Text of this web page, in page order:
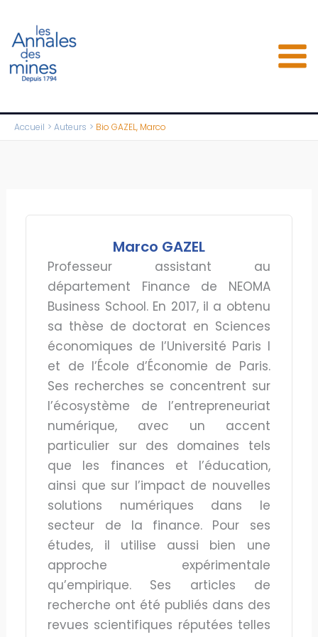
contenu
Accueil Auteurs Bio GAZEL, Marco
Marco GAZEL
Professeur assistant au
département Finance de NEOMA
Business School. En 2017, il a obtenu
sa thèse de doctorat en Sciences
économiques de l’Université Paris I
et de l’École d’Économie de Paris.
Ses recherches se concentrent sur
l’écosystème de l’entrepreneuriat
numérique, avec un accent
particulier sur des domaines tels
que les finances et l’éducation,
ainsi que sur l’impact de nouvelles
solutions numériques dans le
secteur de la finance. Pour ses
études, il utilise aussi bien une
approche expéri­mentale
qu’empirique. Ses articles de
recherche ont été publiés dans des
revues scienti­fiques réputées telles